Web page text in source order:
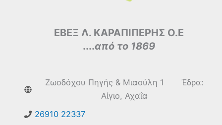
ΕΒΕΞ Λ. ΚΑΡΑΠΙΠΕΡΗΣ Ο.Ε
....από το 1869
Ζωοδόχου Πηγής & Μιαούλη 1 Έδρα:
Αίγιο, Αχαΐα
26910 22337